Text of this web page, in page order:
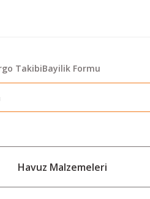
TakibiBayilik Formu
Havuz Malzemeleri